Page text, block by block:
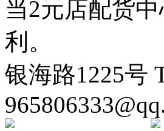
当2元店配货
利。
银海路1225号